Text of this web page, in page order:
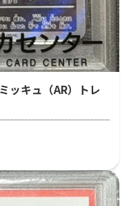
ッキュ（AR）トレ